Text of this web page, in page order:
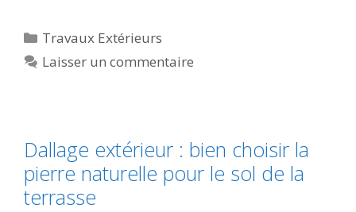
Travaux Extérieurs
Laisser un commentaire
Dallage extérieur : bien choisir la
pierre naturelle pour le sol de la
terrasse